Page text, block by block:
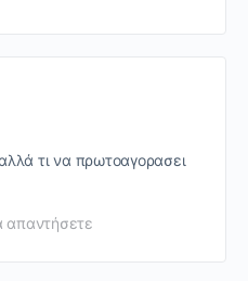
τι να πρωτοαγορασει
απαντήσετε